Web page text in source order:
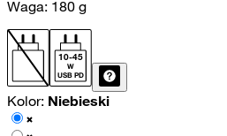
Waga: 180 g
10-45
W
USB PD
Kolor: Niebieski